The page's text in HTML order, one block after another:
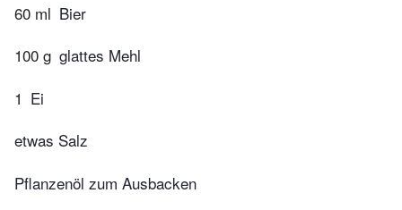
60 ml Bier
100 g glattes Mehl
1 Ei
etwas Salz
Pflanzenöl zum Ausbacken